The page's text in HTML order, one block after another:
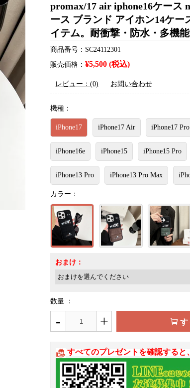
promax/17 air iphone16ケース
ース ブランド アイホン14ケ
イテム。耐衝撃・防水・多機
商品番号：SC24112301
販売価格： ¥5,500 (税込)
レビュー：(0) お問い合わせ
機種：
iPhone17 iPhone17 Air iPhone17 Pro
iPhone16e iPhone15 iPhone15 Pro
iPhone13 Pro iPhone13 Pro Max
カラー：
おまけ：
数量 ：
- + す
すべてのプレゼントを確認すると